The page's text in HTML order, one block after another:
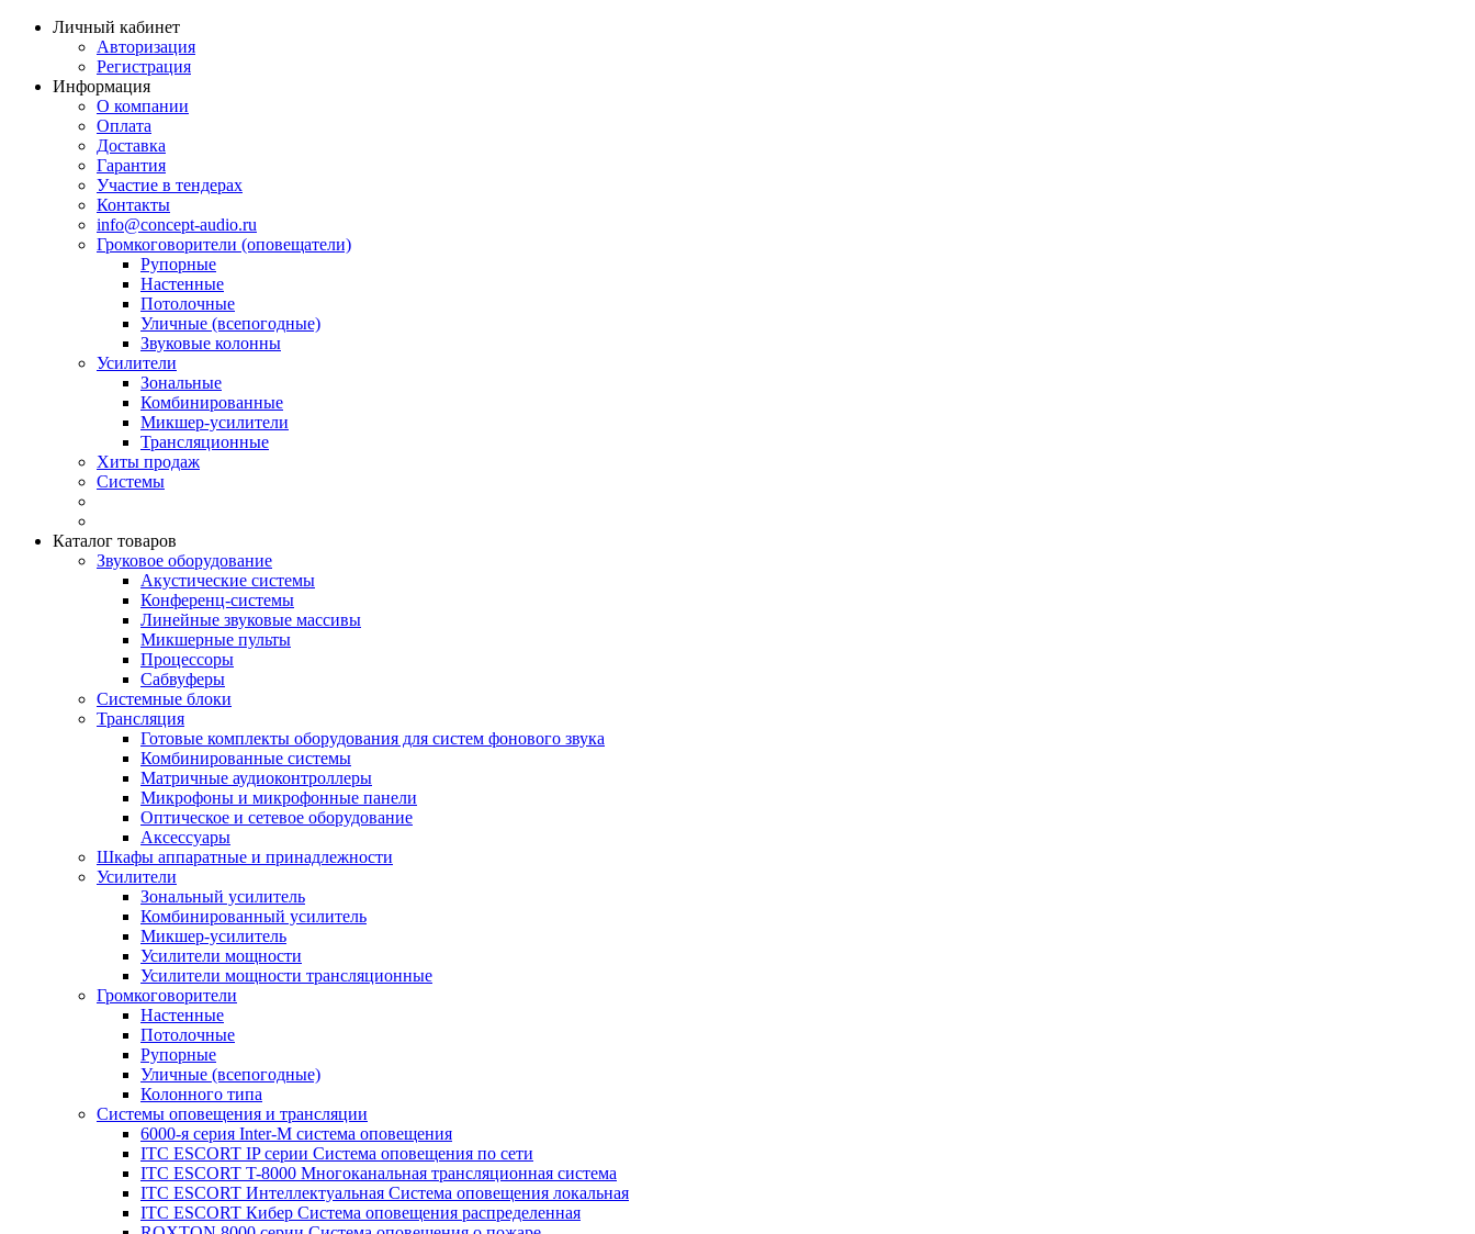
Личный кабинет
Авторизация
Регистрация
Информация
О компании
Оплата
Доставка
Гарантия
Участие в тендерах
Контакты
info@concept-audio.ru
Громкоговорители (оповещатели)
Рупорные
Настенные
Потолочные
Уличные (всепогодные)
Звуковые колонны
Усилители
Зональные
Комбинированные
Микшер-усилители
Трансляционные
Хиты продаж
Системы
Каталог товаров
Звуковое оборудование
Акустические системы
Конференц-системы
Линейные звуковые массивы
Микшерные пульты
Процессоры
Сабвуферы
Системные блоки
Трансляция
Готовые комплекты оборудования для систем фонового звука
Комбинированные системы
Матричные аудиоконтроллеры
Микрофоны и микрофонные панели
Оптическое и сетевое оборудование
Аксессуары
Шкафы аппаратные и принадлежности
Усилители
Зональный усилитель
Комбинированный усилитель
Микшер-усилитель
Усилители мощности
Усилители мощности трансляционные
Громкоговорители
Настенные
Потолочные
Рупорные
Уличные (всепогодные)
Колонного типа
Системы оповещения и трансляции
6000-я серия Inter-M система оповещения
ITC ESCORT IP серии Система оповещения по сети
ITC ESCORT T-8000 Многоканальная трансляционная система
ITC ESCORT Интеллектуальная Система оповещения локальная
ITC ESCORT Кибер Система оповещения распределенная